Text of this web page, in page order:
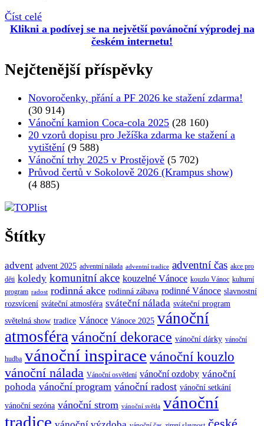
Číst celé
Klikni a podívej se na největší povánoční výprodej na
českém internetu!
Nejčtenější příspěvky
Novoročenky, přání a PF 2026 ke stažení zdarma!
(30 914)
Vánoční kamion Coca-cola 2025 (28 160)
20 vzorů dopisu pro Ježíška zdarma ke stažení a
vytištění (9 588)
Vánoční trhy 2025 v Prostějově (5 702)
Průvod čertů v Sokolově 2026 (Krampus show)
(4 885)
Štítky
advent advent 2025 adventní nálada adventní tradice adventní čas akce pro
děti koledy komunitní akce kouzelné Vánoce kouzlo Vánoc kulturní
program radost rodinná akce rodinná zábava rodinné Vánoce slavnostní
rozsvícení sváteční atmosféra sváteční nálada sváteční program
světelná show tradice Vánoce Vánoce 2025 vánoční
atmosféravánoční dekorace vánoční dárky vánoční
hudba vánoční inspirace vánoční kouzlo
vánoční nálada Vánoční osvětlení vánoční ozdoby vánoční
pohoda vánoční program vánoční radost vánoční setkání
vánoční sezóna vánoční strom vánoční světla vánoční
tradice